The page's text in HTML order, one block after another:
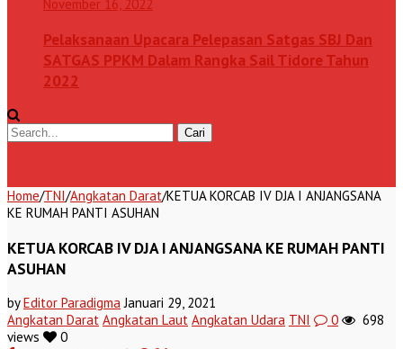
November 16, 2022
Pelaksanaan Upacara Pelepasan Satgas SBJ Dan
SATGAS PPKM Dalam Rangka Sail Tidore Tahun
2022
Home/TNI/Angkatan Darat/KETUA KORCAB IV DJA I ANJANGSANA
KE RUMAH PANTI ASUHAN
KETUA KORCAB IV DJA I ANJANGSANA KE RUMAH PANTI
ASUHAN
byEditor Paradigma Januari 29, 2021
Angkatan Darat Angkatan Laut Angkatan Udara TNI 0
698
views
0